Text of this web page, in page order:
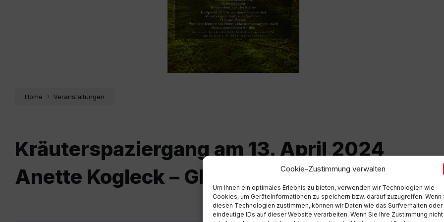
Cookie-Zustimmung verwalten
Um Ihnen ein optimales Erlebnis zu bieten, verwenden wir Technologien wie
Cookies, um Geräteinformationen zu speichern bzw. darauf zuzugreifen. Wenn
diesen Technologien zustimmen, können wir Daten wie das Surfverhalten oder
eindeutige IDs auf dieser Website verarbeiten. Wenn Sie Ihre Zustimmung nicht
Home Veranstaltungen
Kräuterspaziergang am 13. April 2024
Anette Kogleck – GH Kogleck